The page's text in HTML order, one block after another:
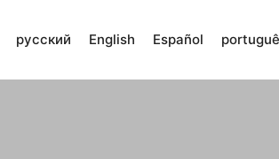
русский English Español